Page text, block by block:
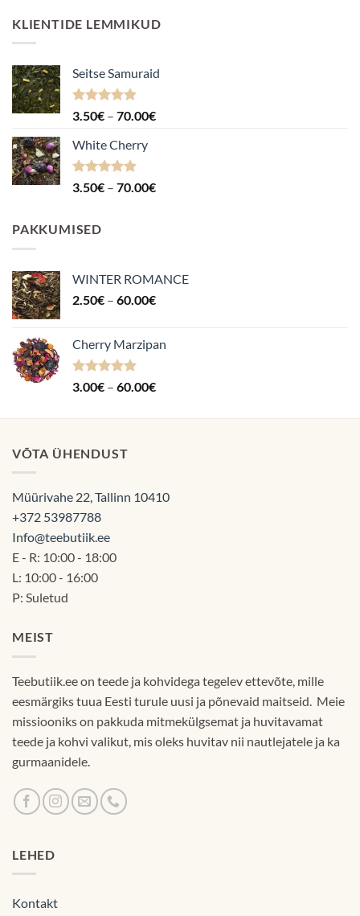
KLIENTIDE LEMMIKUD
Seitse Samuraid
Hinnanguga
3.50€ – 70.00€Hinnavahemik:
White Cherry
Hinnanguga
3.50€ – 70.00€Hinnavahemik:
PAKKUMISED
WINTER ROMANCE
2.50€ – 60.00€Hinnavahemik:
60.00€
Cherry Marzipan
Hinnanguga
3.00€ – 60.00€Hinnavahemik:
kuni
VÕTA ÜHENDUST
Müürivahe 22, Tallinn 10410
+372 53987788
Info@teebutiik.ee
E - R: 10:00 - 18:00
L: 10:00 - 16:00
P: Suletud
MEIST
Teebutiik.ee on teede ja kohvidega tegelev ettevõte, mille
eesmärgiks tuua Eesti turule uusi ja põnevaid maitseid. Meie
missiooniks on pakkuda mitmekülgsemat ja huvitavamat
teede ja kohvi valikut, mis oleks huvitav nii nautlejatele ja ka
gurmaanidele.
LEHED
Kontakt